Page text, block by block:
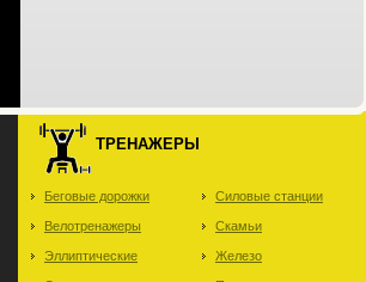
ТРЕНАЖЕРЫ
Беговые дорожки
Велотренажеры
Эллиптические
Силовые станции
Скамьи
Железо